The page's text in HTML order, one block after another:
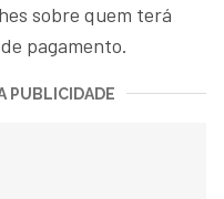
sobre quem terá
pagamento.
PUBLICIDADE